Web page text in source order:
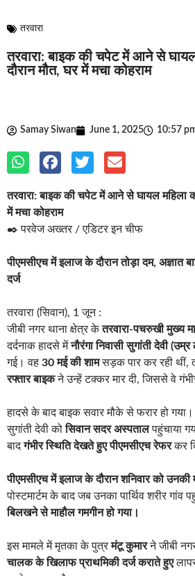
तरवारा
तरवारा: बाइक की चपेट में आने से
दौरान मौत, घर में मचा कोहराम
Samay Siwan June 1, 2025 10:57
तरवारा: बाइक की चपेट में आने से घायल महिला
में मचा कोहराम
✒️ परवेज अख्तर / एडिटर इन चीफ
पीएमसीएच में इलाज के दौरान तोड़ा दम, अज्ञात
दर्ज
तरवारा (सिवान), 1 जून :
जीबी नगर थाना क्षेत्र केतरवारा-पचरुखी मुख्य
दर्दनाक हादसे मेंनौरंगा निवासी सुगांती देवी
गई। वह 30 मई की शामसड़क पार कर रही थीं,
रफ्तार बाइकने उन्हें टक्कर मार दी, जिससे वे
हादसे के बाद बाइक सवार मौके से फरार हो
सुगांती देवी कोसिवान सदर अस्पतालपहुंचाया
बादगंभीर स्थिति देखते हुए पीएमसीएच रेफरकर
पीएमसीएच में इलाज के दौरान शनिवार को उनकी
पोस्टमार्टम के बाद जब उनका पार्थिव शरीर गांव
बिलखने से माहौल गमगीन हो गया।
इस मामले में मृतका के पुत्रमंटू कुमारने जीबी
चालक के खिलाफ प्राथमिकी दर्ज कराते हुए